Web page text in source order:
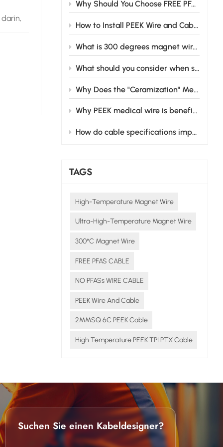
Why Should You Choose FREE PFAS CABLE for Your Business Needs?
How to Install PEEK Wire and Cable Safely in Industrial Settings
What is 300 degrees magnet wire and its main applications
What should you consider when selecting medical wire cable for your medical equipment?
Why Does the "Ceramization" Mechanism of Silicone Rubber Matter for Industrial Safety?
Why PEEK medical wire is beneficial in medical devices
How do cable specifications impact hybrid electric vehicle performance?
TAGS
High-Temperature Magnet Wire
Ultra-High-Temperature Magnet Wire
300°C Magnet Wire
FREE PFAS CABLE
NO PFASs WIRE CABLE
PEEK Wire And Cable
2MMSQ 6C PEEK Cable
High Temperature PEEK TPI PTX Cable
im
200Suchen Sie einen Kabeldesigner?